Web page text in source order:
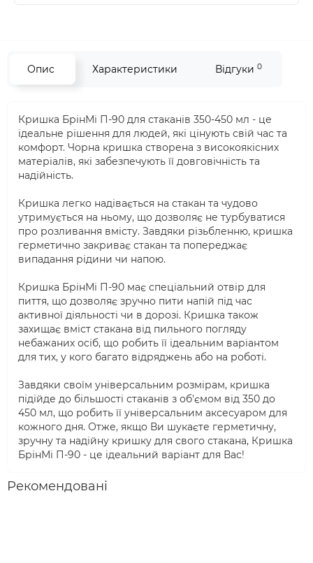
Опис Характеристики Відгуки 0
Кришка БрінМі П-90 для стаканів 350-450 мл - це
ідеальне рішення для людей, які цінують свій час та
комфорт. Чорна кришка створена з високоякісних
матеріалів, які забезпечують її довговічність та
надійність.
Кришка легко надівається на стакан та чудово
утримується на ньому, що дозволяє не турбуватися
про розливання вмісту. Завдяки різьбленню, кришка
герметично закриває стакан та попереджає
випадання рідини чи напою.
Кришка БрінМі П-90 має спеціальний отвір для
пиття, що дозволяє зручно пити напій під час
активної діяльності чи в дорозі. Кришка також
захищає вміст стакана від пильного погляду
небажаних осіб, що робить її ідеальним варіантом
для тих, у кого багато відряджень або на роботі.
Завдяки своїм універсальним розмірам, кришка
підійде до більшості стаканів з об'ємом від 350 до
450 мл, що робить її універсальним аксесуаром для
кожного дня. Отже, якщо Ви шукаєте герметичну,
зручну та надійну кришку для свого стакана, Кришка
БрінМі П-90 - це ідеальний варіант для Вас!
Рекомендовані